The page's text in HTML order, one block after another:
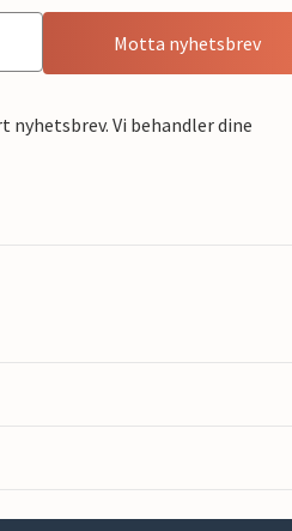
Motta nyhetsbrev
nyhetsbrev. Vi behandler dine